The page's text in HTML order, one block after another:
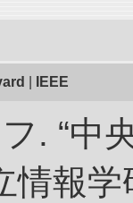
IEEE
. “中
情報